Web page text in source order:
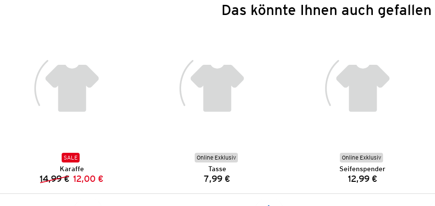
Das könnte Ihnen auch gefallen
SALE
Karaffe
Vorheriger Preis:
14,99 € Neuer Preis:
12,00 €
Online Exklusiv
Tasse
Preis:
7,99 €
Online Exklusiv
Seifenspender
Preis:
12,99 €